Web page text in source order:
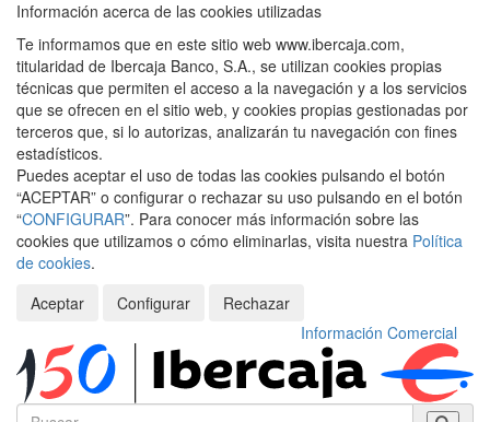
Información acerca de las cookies utilizadas
Te informamos que en este sitio web www.ibercaja.com,
titularidad de Ibercaja Banco, S.A., se utilizan cookies propias
técnicas que permiten el acceso a la navegación y a los servicios
que se ofrecen en el sitio web, y cookies propias gestionadas por
terceros que, si lo autorizas, analizarán tu navegación con fines
estadísticos.
Puedes aceptar el uso de todas las cookies pulsando el botón
“ACEPTAR” o configurar o rechazar su uso pulsando en el botón
“CONFIGURAR”. Para conocer más información sobre las
cookies que utilizamos o cómo eliminarlas, visita nuestra Política
de cookies.
Aceptar
Configurar
Rechazar
Información Comercial